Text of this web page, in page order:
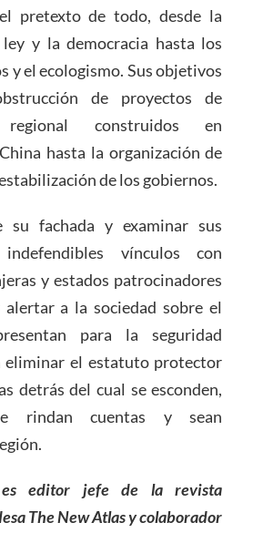
pretexto de todo, desde la
y la democracia hasta los
y el ecologismo. Sus objetivos
de proyectos de
regional construidos en
hasta la organización de
de los gobiernos.
su fachada y examinar sus
vínculos con
y estados patrocinadores
a la sociedad sobre el
para la seguridad
eliminar el estatuto protector
detrás del cual se esconden,
rindan cuentas y sean
es editor jefe de la revista
The New Atlas y colaborador